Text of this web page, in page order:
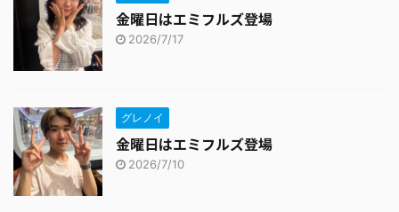
金曜日はエミフルズ登場
2026/7/17
グレノイ
金曜日はエミフルズ登場
2026/7/10